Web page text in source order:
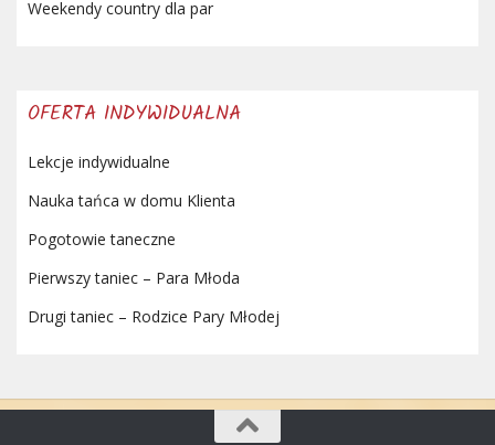
Weekendy country dla par
OFERTA INDYWIDUALNA
Lekcje indywidualne
Nauka tańca w domu Klienta
Pogotowie taneczne
Pierwszy taniec – Para Młoda
Drugi taniec – Rodzice Pary Młodej